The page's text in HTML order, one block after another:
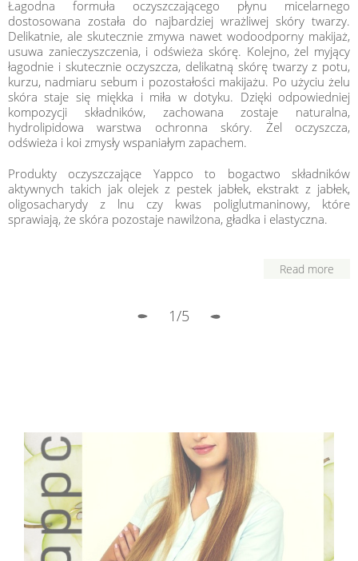
Łagodna formuła oczyszczającego płynu micelarnego
dostosowana została do najbardziej wrażliwej skóry twarzy.
Delikatnie, ale skutecznie zmywa nawet wodoodporny makijaż,
usuwa zanieczyszczenia, i odświeża skórę. Kolejno, żel myjący
łagodnie i skutecznie oczyszcza, delikatną skórę twarzy z potu,
kurzu, nadmiaru sebum i pozostałości makijażu. Po użyciu żelu
skóra staje się miękka i miła w dotyku. Dzięki odpowiedniej
kompozycji składników, zachowana zostaje naturalna,
hydrolipidowa warstwa ochronna skóry. Żel oczyszcza,
odświeża i koi zmysły wspaniałym zapachem.
Produkty oczyszczające Yappco to bogactwo składników
aktywnych takich jak olejek z pestek jabłek, ekstrakt z jabłek,
oligosacharydy z lnu czy kwas poliglutmaninowy, które
sprawiają, że skóra pozostaje nawilżona, gładka i elastyczna.
Read more
1/5